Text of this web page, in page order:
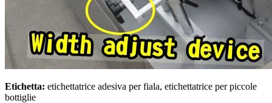
Etichetta: etichettatrice adesiva per fiala, etichettatrice per piccole
bottiglie